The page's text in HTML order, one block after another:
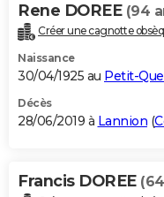
Rene DOREE (94
Créer une cagnotte
Naissance
30/04/1925 au Petit-
Décès
28/06/2019 à Lannion (
Francis DOREE